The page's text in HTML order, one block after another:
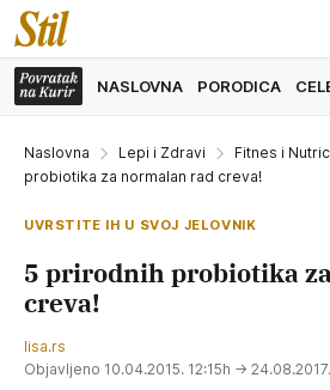
NASLOVNA PORODICA
Naslovna Lepi i Zdravi Fitnes i
probiotika za normalan rad creva!
UVRSTITE IH U SVOJ JELOVNIK
5 prirodnih probiotika
creva!
lisa.rs
Objavljeno 10.04.2015. 12:15h →